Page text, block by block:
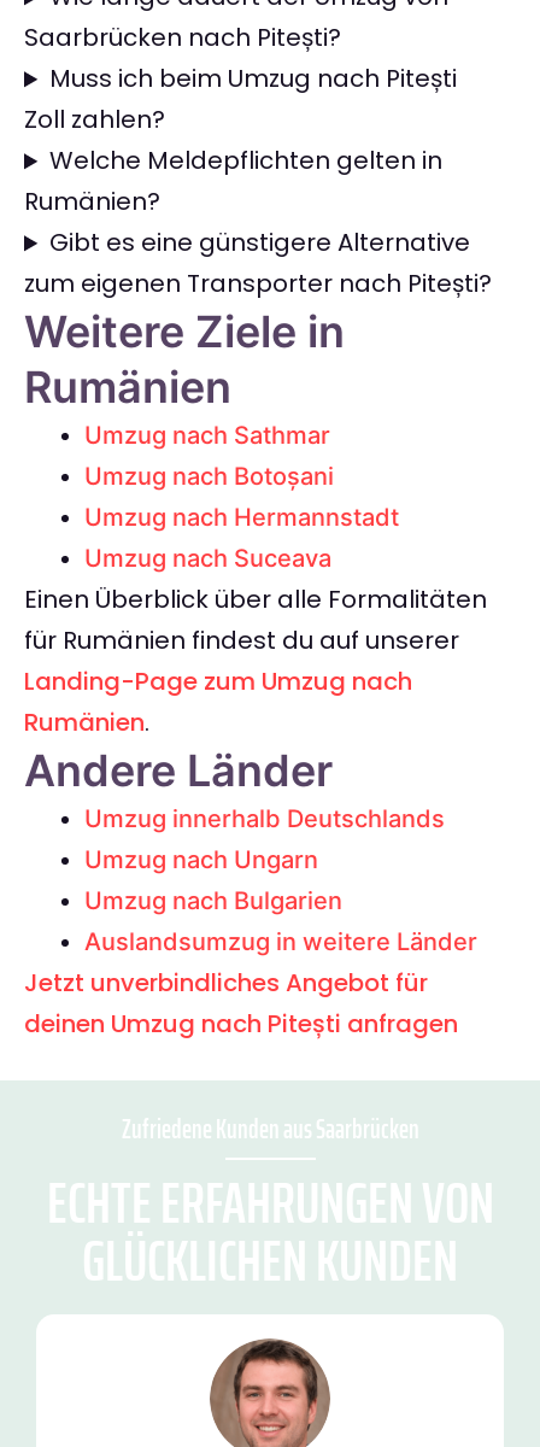
Saarbrücken nach Pitești?
Muss ich beim Umzug nach Pitești
Zoll zahlen?
Welche Meldepflichten gelten in
Rumänien?
Gibt es eine günstigere Alternative
zum eigenen Transporter nach Pitești?
Weitere Ziele in
Rumänien
Umzug nach Sathmar
Umzug nach Botoșani
Umzug nach Hermannstadt
Umzug nach Suceava
Einen Überblick über alle Formalitäten
für Rumänien findest du auf unserer
Landing-Page zum Umzug nach
Rumänien.
Andere Länder
Umzug innerhalb Deutschlands
Umzug nach Ungarn
Umzug nach Bulgarien
Auslandsumzug in weitere Länder
Jetzt unverbindliches Angebot für
deinen Umzug nach Pitești anfragen
Zufriedene Kunden aus Saarbrücken
ECHTE ERFAHRUNGEN VON
GLÜCKLICHEN KUNDEN